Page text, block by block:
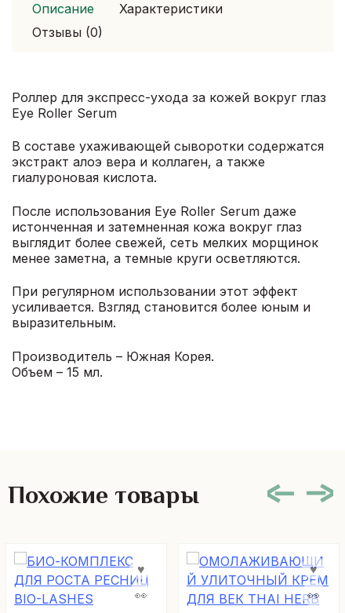
Описание
Характеристики
Отзывы (0)
Роллер для экспресс-ухода за кожей вокруг глаз
Eye Roller Serum
В составе ухаживающей сыворотки содержатся
экстракт алоэ вера и коллаген, а также
гиалуроновая кислота.
После использования Eye Roller Serum даже
истонченная и затемненная кожа вокруг глаз
выглядит более свежей, сеть мелких морщинок
менее заметна, а темные круги осветляются.
При регулярном использовании этот эффект
усиливается. Взгляд становится более юным и
выразительным.
Производитель – Южная Корея.
Объем – 15 мл.
Похожие товары